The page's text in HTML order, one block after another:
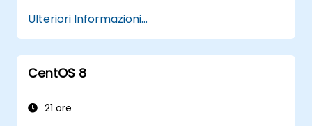
condizionali, cicli e funzioni per
aumentarne la versatilità.
Elaborare file di testo, cercare
determinati pattern ed utilizzare i flussi di
Ulteriori Informazioni...
CentOS 8
21 ore